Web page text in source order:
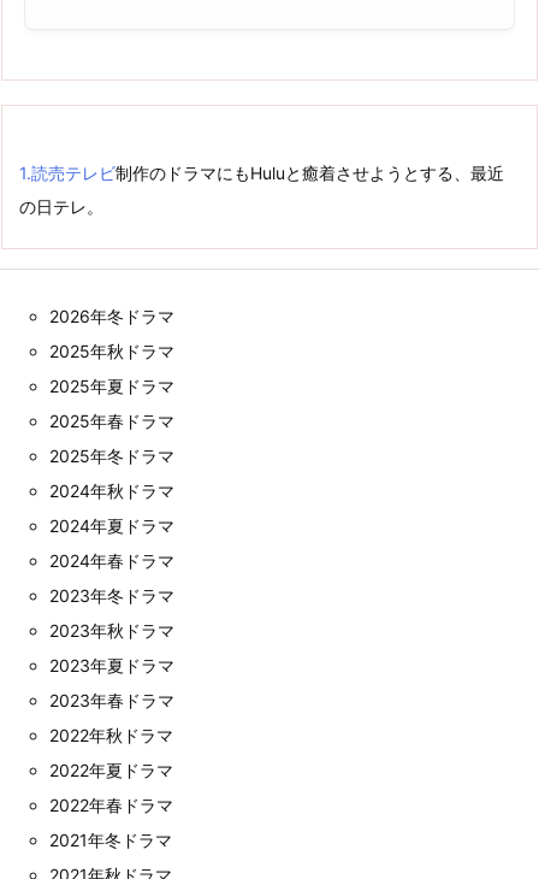
1.読売テレビ制作のドラマにもHuluと癒着させようとする、最近
の日テレ。
2026年冬ドラマ
2025年秋ドラマ
2025年夏ドラマ
2025年春ドラマ
2025年冬ドラマ
2024年秋ドラマ
2024年夏ドラマ
2024年春ドラマ
2023年冬ドラマ
2023年秋ドラマ
2023年夏ドラマ
2023年春ドラマ
2022年秋ドラマ
2022年夏ドラマ
2022年春ドラマ
2021年冬ドラマ